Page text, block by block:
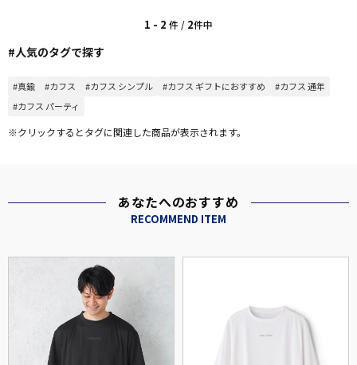
1 - 2 件 / 2件中
#人気のタグで探す
#真鍮 #カフス #カフス シンプル #カフス ギフトにおすすめ
#カフス 通年
#カフス パーティ
※クリックするとタグに関連した商品が表示されます。
あなたへのおすすめ
RECOMMEND ITEM